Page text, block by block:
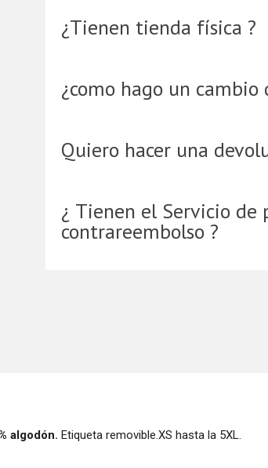
¿Tienen tienda física ?
¿como hago un cambio
Quiero hacer una
¿ Tienen el Servicio de
contrareembolso ?
algodón.Etiqueta removible.XS hasta la 5XL.